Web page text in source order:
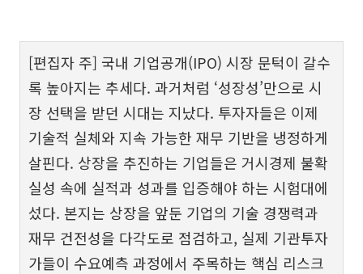
[편집자 주] 국내 기업공개(IPO) 시장 문턱이 갈수
록 높아지는 추세다. 과거처럼 ‘성장성’만으로 시
장 선택을 받던 시대는 지났다. 투자자들은 이제
기술적 실체와 지속 가능한 재무 기반을 냉정하게
살핀다. 상장을 추진하는 기업들은 거시경제 불확
실성 속에 실적과 성과를 입증해야 하는 시험대에
섰다. 본지는 상장을 앞둔 기업의 기술 경쟁력과
재무 건전성을 다각도로 점검하고, 실제 기관투자
가들이 수요예측 과정에서 주목하는 핵심 리스크